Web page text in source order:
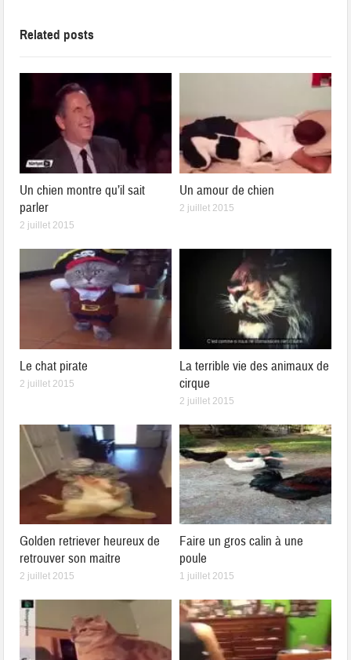
Related posts
Un chien montre qu’il sait
parler
2 juillet 2015
Un amour de chien
2 juillet 2015
Le chat pirate
2 juillet 2015
La terrible vie des animaux de
cirque
2 juillet 2015
Golden retriever heureux de
retrouver son maitre
2 juillet 2015
Faire un gros calin à une
poule
1 juillet 2015